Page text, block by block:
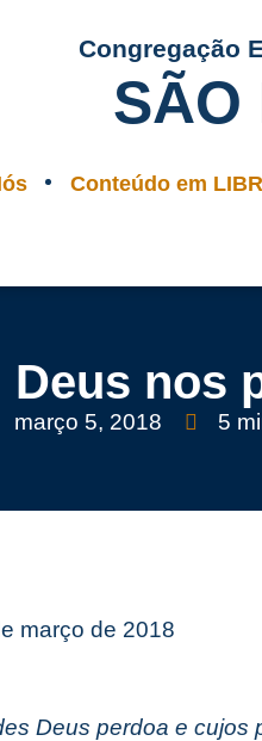
Congregação
SÃO
Conteúdo em
Deus nos
março 5, 2018 5
março de 2018
Deus perdoa e cujos